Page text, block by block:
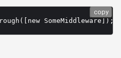
SomeMiddleware]);
copy